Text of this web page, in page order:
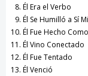
Él Era el Verbo
Él Se Humilló a Sí
Él Fue Hecho
Él Vino Conectado
Él Fue Tentado
Él Venció